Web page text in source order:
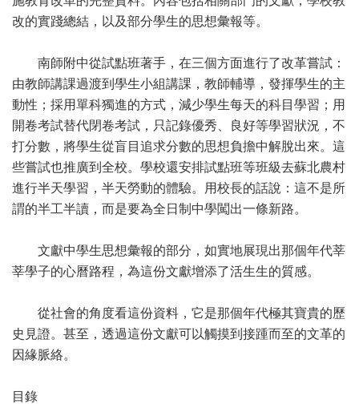
改的實踐總結，以及部分學生的思想彙報等。
南師附中從試點班著手，在三個方面進行了改革嘗試：
由教師講課過渡到學生小組講課，教師輔導，發揮學生的主
動性；採用單科獨進的方式，減少學生每天的科目學習；用
開卷考試替代閉卷考試，只記錄優秀、良好等學習狀況，不
打分數，將學生從盲目追求分數的思想負擔中解脫出來。這
些嘗試也推廣到全校。學校還安排試點班等班級去蘇北農村
進行半天學習，半天勞動的體驗。用校長的話說：這不是所
謂的半工半讀，而是要為全日制中學闖出一條新路。
文獻中學生思想彙報的部分，如實地展現出那個年代莘
莘學子的心曆路程，為這份文獻增添了活生生的質感。
從社會的角度看這份資料，它是那個年代極其寶貴的歷
史見證。甚至，透過這份文獻可以觸摸到接踵而至的文革的
因緣脈絡。
目錄